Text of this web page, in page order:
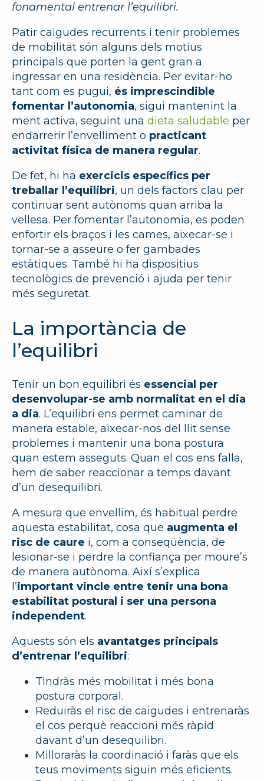
fonamental entrenar l’equilibri.
Patir caigudes recurrents i tenir problemes
de mobilitat són alguns dels motius
principals que porten la gent gran a
ingressar en una residència. Per evitar-ho
tant com es pugui, és imprescindible
fomentar l’autonomia, sigui mantenint la
ment activa, seguint una dieta saludable per
endarrerir l’envelliment o practicant
activitat física de manera regular.
De fet, hi ha exercicis específics per
treballar l’equilibri, un dels factors clau per
continuar sent autònoms quan arriba la
vellesa. Per fomentar l’autonomia, es poden
enfortir els braços i les cames, aixecar-se i
tornar-se a asseure o fer gambades
estàtiques. També hi ha dispositius
tecnològics de prevenció i ajuda per tenir
més seguretat.
La importància de
l’equilibri
Tenir un bon equilibri és essencial per
desenvolupar-se amb normalitat en el dia
a dia. L’equilibri ens permet caminar de
manera estable, aixecar-nos del llit sense
problemes i mantenir una bona postura
quan estem asseguts. Quan el cos ens falla,
hem de saber reaccionar a temps davant
d’un desequilibri.
A mesura que envellim, és habitual perdre
aquesta estabilitat, cosa que augmenta el
risc de caure i, com a conseqüència, de
lesionar-se i perdre la confiança per moure’s
de manera autònoma. Així s’explica
l’important vincle entre tenir una bona
estabilitat postural i ser una persona
independent.
Aquests són els avantatges principals
d’entrenar l’equilibri:
Tindràs més mobilitat i més bona
postura corporal.
Reduiràs el risc de caigudes i entrenaràs
el cos perquè reaccioni més ràpid
davant d’un desequilibri.
Milloraràs la coordinació i faràs que els
teus moviments siguin més eficients.